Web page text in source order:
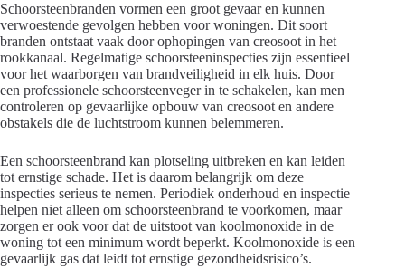
Schoorsteenbranden vormen een groot gevaar en kunnen
verwoestende gevolgen hebben voor woningen. Dit soort
branden ontstaat vaak door ophopingen van creosoot in het
rookkanaal. Regelmatige schoorsteeninspecties zijn essentieel
voor het waarborgen van brandveiligheid in elk huis. Door
een professionele schoorsteenveger in te schakelen, kan men
controleren op gevaarlijke opbouw van creosoot en andere
obstakels die de luchtstroom kunnen belemmeren.
Een schoorsteenbrand kan plotseling uitbreken en kan leiden
tot ernstige schade. Het is daarom belangrijk om deze
inspecties serieus te nemen. Periodiek onderhoud en inspectie
helpen niet alleen om schoorsteenbrand te voorkomen, maar
zorgen er ook voor dat de uitstoot van koolmonoxide in de
woning tot een minimum wordt beperkt. Koolmonoxide is een
gevaarlijk gas dat leidt tot ernstige gezondheidsrisico’s.